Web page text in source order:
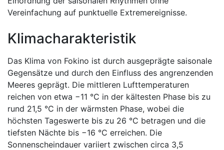
Vereinfachung auf punktuelle Extremereignisse.
Klimacharakteristik
Das Klima von Fokino ist durch ausgeprägte saisonale
Gegensätze und durch den Einfluss des angrenzenden
Meeres geprägt. Die mittleren Lufttemperaturen
reichen von etwa −11 °C in der kältesten Phase bis zu
rund 21,5 °C in der wärmsten Phase, wobei die
höchsten Tageswerte bis zu 26 °C betragen und die
tiefsten Nächte bis −16 °C erreichen. Die
Sonnenscheindauer variiert zwischen circa 3,5